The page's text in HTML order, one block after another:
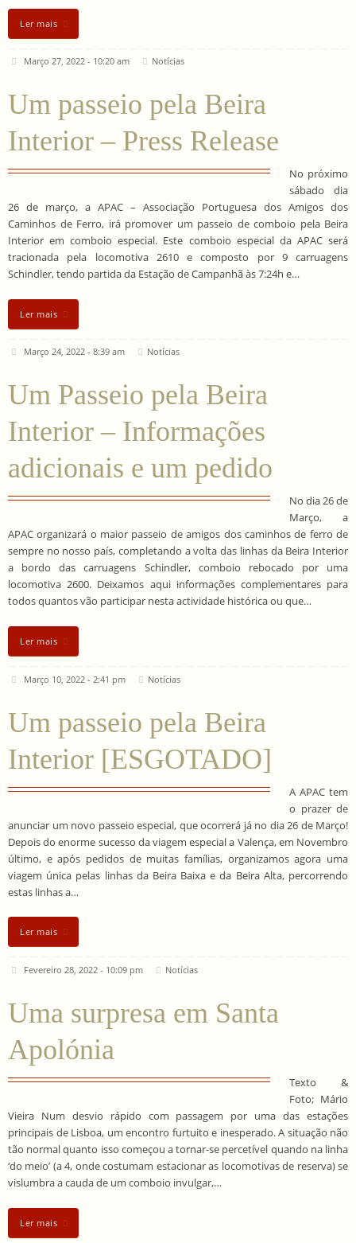
Ler mais
Março 27, 2022 - 10:20 am Notícias
Um passeio pela Beira
Interior – Press Release
No próximo
sábado dia
26 de março, a APAC – Associação Portuguesa dos Amigos dos
Caminhos de Ferro, irá promover um passeio de comboio pela Beira
Interior em comboio especial. Este comboio especial da APAC será
tracionada pela locomotiva 2610 e composto por 9 carruagens
Schindler, tendo partida da Estação de Campanhã às 7:24h e…
Ler mais
Março 24, 2022 - 8:39 am Notícias
Um Passeio pela Beira
Interior – Informações
adicionais e um pedido
No dia 26 de
Março, a
APAC organizará o maior passeio de amigos dos caminhos de ferro de
sempre no nosso país, completando a volta das linhas da Beira Interior
a bordo das carruagens Schindler, comboio rebocado por uma
locomotiva 2600. Deixamos aqui informações complementares para
todos quantos vão participar nesta actividade histórica ou que…
Ler mais
Março 10, 2022 - 2:41 pm Notícias
Um passeio pela Beira
Interior [ESGOTADO]
A APAC tem
o prazer de
anunciar um novo passeio especial, que ocorrerá já no dia 26 de Março!
Depois do enorme sucesso da viagem especial a Valença, em Novembro
último, e após pedidos de muitas famílias, organizamos agora uma
viagem única pelas linhas da Beira Baixa e da Beira Alta, percorrendo
estas linhas a…
Ler mais
Fevereiro 28, 2022 - 10:09 pm Notícias
Uma surpresa em Santa
Apolónia
Texto &
Foto; Mário
Vieira Num desvio rápido com passagem por uma das estações
principais de Lisboa, um encontro furtuito e inesperado. A situação não
tão normal quanto isso começou a tornar-se percetível quando na linha
‘do meio’ (a 4, onde costumam estacionar as locomotivas de reserva) se
vislumbra a cauda de um comboio invulgar,…
Ler mais